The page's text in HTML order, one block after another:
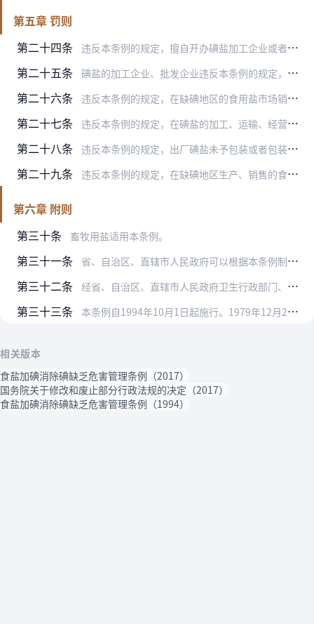
第五章 罚则
第二十四条
违反本条例的规定，擅自开办碘盐加工企业或者未经批准从事碘盐批发业务的，由县级以上人民政府盐业主管机构责令停止加工或者批发碘盐，没收全部碘盐和违法所得，可以并处该…
第二十五条 碘盐的加工企业、批发企业违反本条例的规定，加工、批发不合格碘盐的，由县级以上人民政府盐业主管机构责令停止出售并责令责任者按照国家规定标准对食盐补碘，没收违法所得…
第二十六条 违反本条例的规定，在缺碘地区的食用盐市场销售不合格碘盐或者擅自销售非碘盐的，由县级以上人民政府盐业主管机构没收其经营的全部盐产品和违法所得，可以并处该盐产品价值…
第二十七条 违反本条例的规定，在碘盐的加工、运输、经营过程中不符合国家卫生标准的，由县级以上人民政府卫生行政部门责令责任者改正，可以并处该盐产品价值3倍以下的罚款。
第二十八条 违反本条例的规定，出厂碘盐未予包装或者包装不符合国家卫生标准的，由县级以上人民政府卫生行政部门责令改正，可以并处该盐产品价值3倍以下的罚款。
第二十九条 违反本条例的规定，在缺碘地区生产、销售的食品和副食品中添加非碘盐的，由县级以上人民政府卫生行政部门责令改正，没收违法所得，可以并处该产品价值1倍以下的罚款。
第六章 附则
第三十条
畜牧用盐适用本条例。
第三十一条 省、自治区、直辖市人民政府可以根据本条例制定实施办法。
第三十二条 经省、自治区、直辖市人民政府卫生行政部门、盐业主管机构确定为应当供应碘盐的非缺碘地区适用本条例第十五条第二款、第三款和第十六条第一款、第三款的规定。
第三十三条 本条例自1994年10月1日起施行。1979年12月21日国务院批转的《食盐加碘防治地方性甲状腺肿暂行办法》同时废止。
相关版本
食盐加碘消除碘缺乏危害管理条例（2017）
国务院关于修改和废止部分行政法规的决定（2017）
食盐加碘消除碘缺乏危害管理条例（1994）